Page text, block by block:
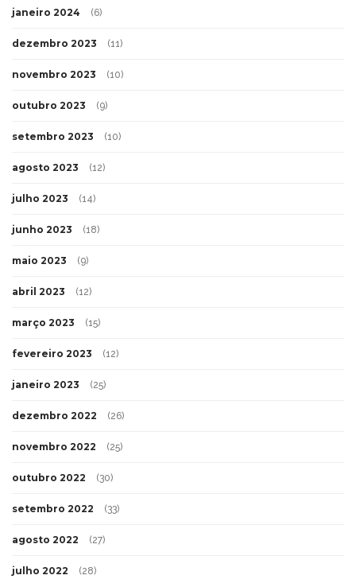
janeiro 2024 (6)
dezembro 2023 (11)
novembro 2023 (10)
outubro 2023 (9)
setembro 2023 (10)
agosto 2023 (12)
julho 2023 (14)
junho 2023 (18)
maio 2023 (9)
abril 2023 (12)
março 2023 (15)
fevereiro 2023 (12)
janeiro 2023 (25)
dezembro 2022 (26)
novembro 2022 (25)
outubro 2022 (30)
setembro 2022 (33)
agosto 2022 (27)
julho 2022 (28)